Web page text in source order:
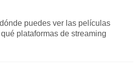
puedes ver las películas
plataformas de streaming